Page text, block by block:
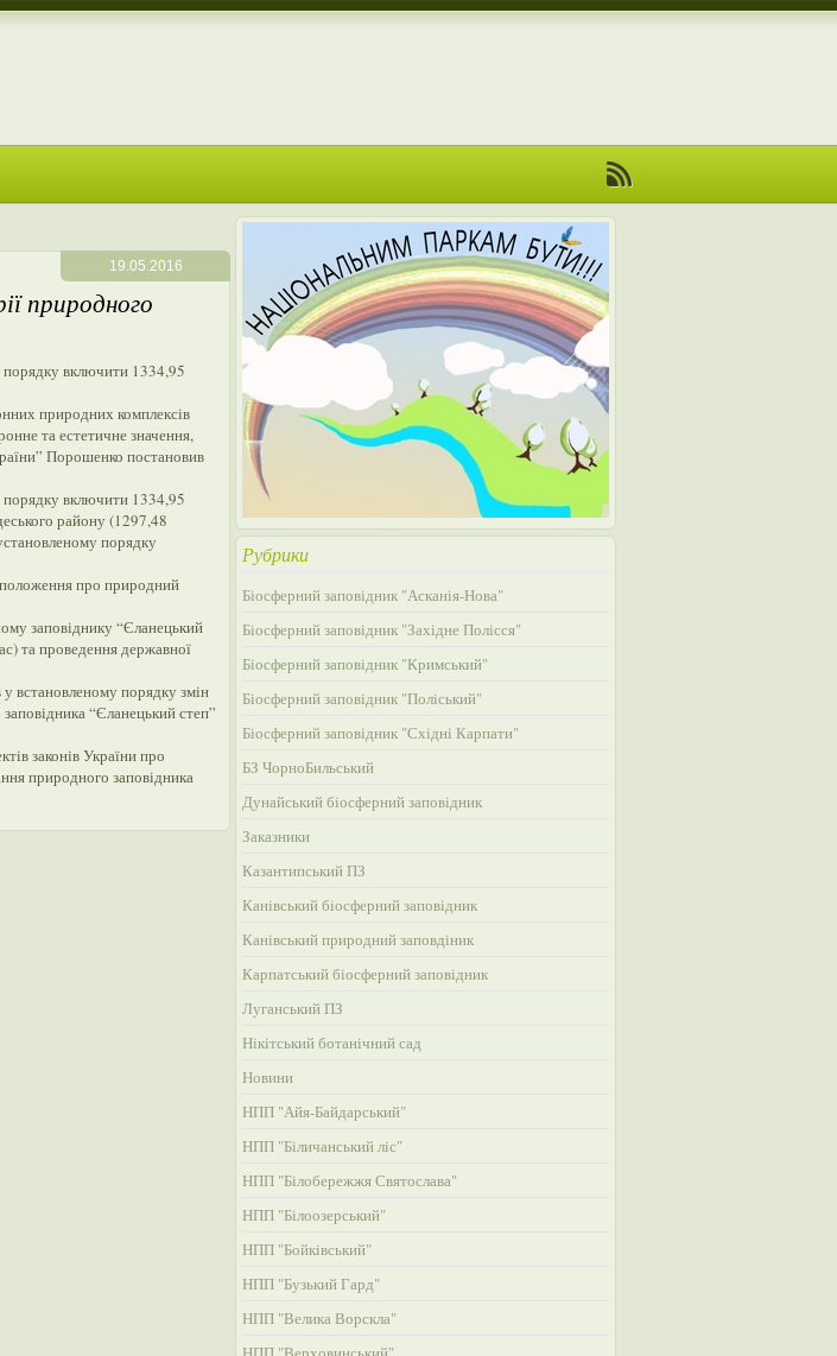
19.05.2016
природного
порядку включити 1334,95
природних комплексів
та естетичне значення,
Порошенко постановив
порядку включити 1334,95
району (1297,48
порядку
положення про природний
заповіднику “Єланецький
та проведення державної
встановленому порядку змін
“Єланецький степ”
законів України про
природного заповідника
Рубрики
Біосферний заповідник "Асканія-Нова"
Біосферний заповідник "Західне Полісся"
Біосферний заповідник "Кримський"
Біосферний заповідник "Поліський"
Біосферний заповідник "Східні Карпати"
БЗ ЧорноБильський
Дунайський біосферний заповідник
Заказники
Казантипський ПЗ
Канівський біосферний заповідник
Канівський природний заповдіник
Карпатський біосферний заповідник
Луганський ПЗ
Нікітський ботанічний сад
Новини
НПП "Айя-Байдарський"
НПП "Біличанський ліс"
НПП "Білобережжя Святослава"
НПП "Білоозерський"
НПП "Бойківський"
НПП "Бузький Гард"
НПП "Велика Ворскла"